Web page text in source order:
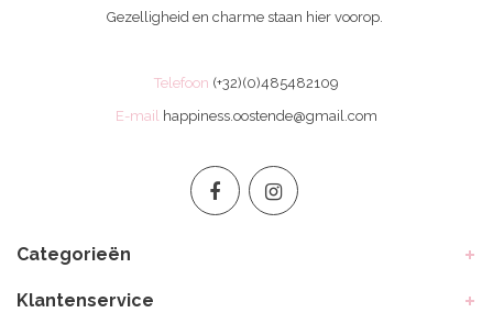
Gezelligheid en charme staan hier voorop.
Telefoon (+32)(0)485482109
E-mail happiness.oostende@gmail.com
Categorieën
Klantenservice